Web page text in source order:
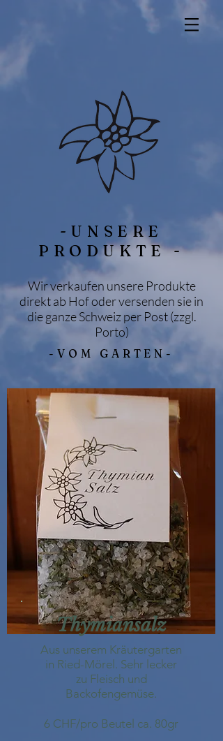
-UNSERE
PRODUKTE -
Wir verkaufen unsere Produkte
direkt ab Hof oder versenden sie in
die ganze Schweiz per Post (zzgl.
Porto)
-VOM GARTEN-
Thymiansalz
Aus unserem Kräutergarten
in Ried-Mörel. Sehr lecker
zu Fleisch und
Backofengemüse.
6 CHF/pro Beutel ca. 80gr